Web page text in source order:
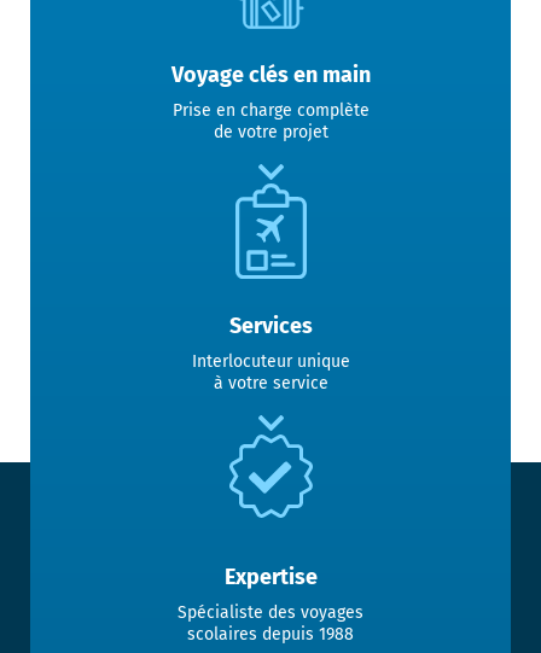
Voyage clés en main
Prise en charge complète
de votre projet
Services
Interlocuteur unique
à votre service
Expertise
Spécialiste des voyages
scolaires depuis 1988